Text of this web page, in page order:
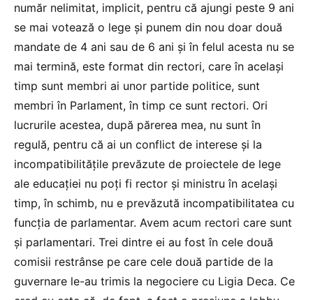
număr nelimitat, implicit, pentru că ajungi peste 9 ani
se mai votează o lege și punem din nou doar două
mandate de 4 ani sau de 6 ani și în felul acesta nu se
mai termină, este format din rectori, care în același
timp sunt membri ai unor partide politice, sunt
membri în Parlament, în timp ce sunt rectori. Ori
lucrurile acestea, după părerea mea, nu sunt în
regulă, pentru că ai un conflict de interese și la
incompatibilitățile prevăzute de proiectele de lege
ale educației nu poți fi rector și ministru în același
timp, în schimb, nu e prevăzută incompatibilitatea cu
funcția de parlamentar. Avem acum rectori care sunt
și parlamentari. Trei dintre ei au fost în cele două
comisii restrânse pe care cele două partide de la
guvernare le-au trimis la negociere cu Ligia Deca. Ce